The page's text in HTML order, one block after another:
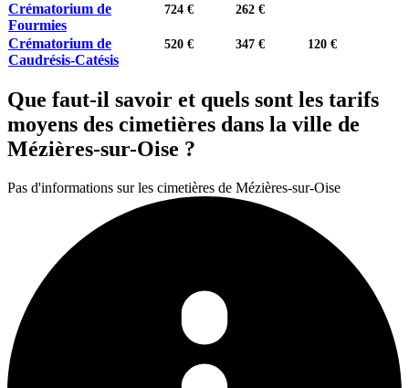
Crématorium de
Fourmies
724 € 262 €
Crématorium de
Caudrésis-Catésis
520 € 347 € 120 €
Que faut-il savoir et quels sont les tarifs
moyens des cimetières dans la ville de
Mézières-sur-Oise ?
Pas d'informations sur les cimetières de Mézières-sur-Oise